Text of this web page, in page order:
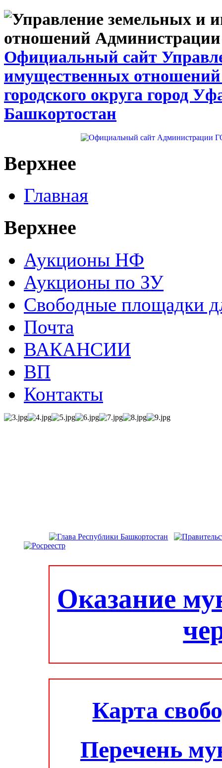
Официальный сайт
имущественных
городского округа город
Башкортостан
Верхнее
Главная
Верхнее
Аукционы НФ
Аукционы по ЗУ
Свободные площадки
Почта
ВАКАНСИИ
ВП
Контакты
Оказание
Карта
Перечень